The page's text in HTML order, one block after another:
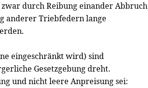
durch Reibung einander Abbruch
anderer Triebfedern lange
eingeschränkt wird) sind
Gesetzgebung dreht.
und nicht leere Anpreisung sei: